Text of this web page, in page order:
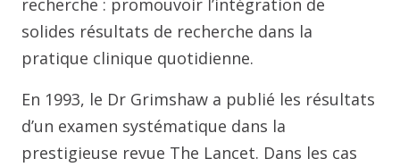
solides résultats de recherche dans la
pratique clinique quotidienne.
En 1993, le Dr Grimshaw a publié les résultats
d’un examen systématique dans la
prestigieuse revue The Lancet. Dans les cas